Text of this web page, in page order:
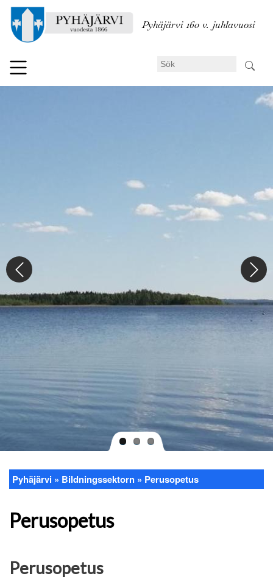
till
Pyhäjärvi 160 v. juhlavuosi
Sök
Länkstig
Pyhäjärvi Bildningssektorn Perusopetus
Perusopetus
Perusopetus